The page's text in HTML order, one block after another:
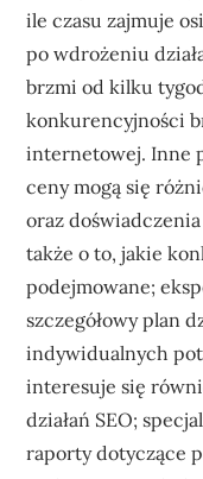
ile czasu zajmuje
po wdrożeniu
brzmi od kilku
konkurencyjności
internetowej. Inne
ceny mogą się
oraz
także o to, jakie
podejmowane;
szczegółowy plan
indywidualnych
interesuje się
działań SEO;
raporty dotyczące